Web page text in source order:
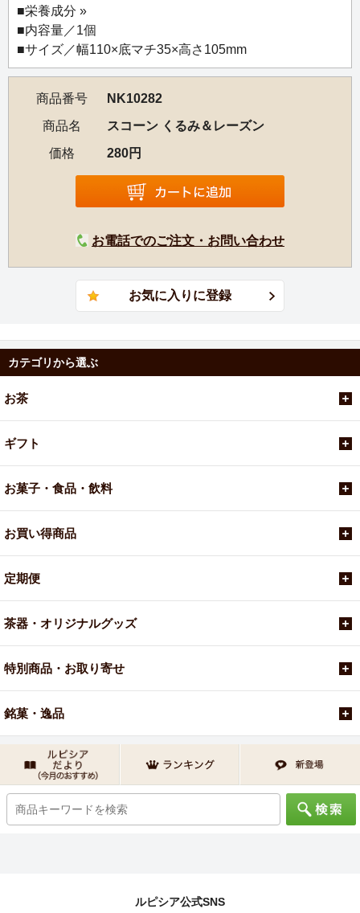
麦ならではの強いコシを生かし、外はサクッと、中はふん
わりとやさしい口当たりに仕上げています。
小麦粉と牛乳、卵、バターの分量を考え抜いた絶妙なバラ
ンスは、甘さも控えめでシンプルな味わいです。
茶と一緒にお召し上がりください。
■栄養成分 »
■内容量／1個
■サイズ／幅110×底マチ35×高さ105mm
商品番号
NK10282
商品名
スコーン くるみ＆レーズン
価格
280円
お電話でのご注文・お問い合わせ
カテゴリから選ぶ
お茶
ギフト
お菓子・食品・飲料
お買い得商品
定期便
茶器・オリジナルグッズ
特別商品・お取り寄せ
銘菓・逸品
ルピシア公式SNS